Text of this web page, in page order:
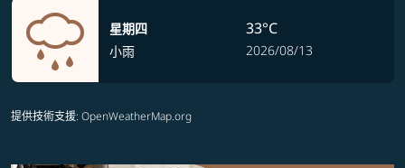
星期四
小雨
33°C
2026/08/13
提供技術支援: OpenWeatherMap.org